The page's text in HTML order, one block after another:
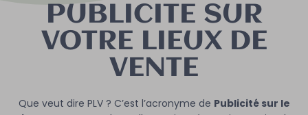
PUBLICITE SUR
VOTRE LIEUX DE
VENTE
Que veut dire PLV ? C’est l’acronyme de Publicité sur le